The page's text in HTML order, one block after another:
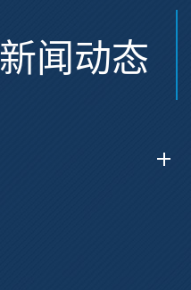
新闻动态